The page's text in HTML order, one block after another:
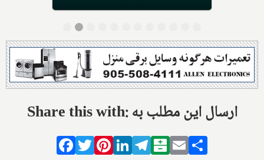
Share this with: ارسال این مطلب به
Facebook
TwitterPinterestLinkedIn
Telegram
Balatarin
Email